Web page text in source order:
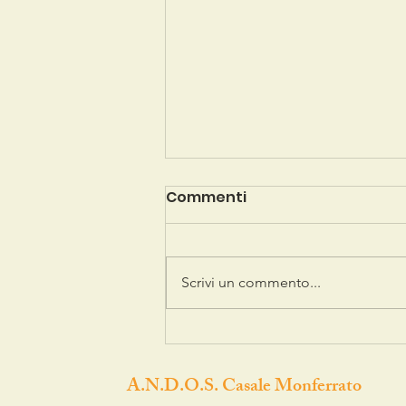
UN GRAZIE SPECIALE
Commenti
Scrivi un commento...
A.N.D.O.S. Casale Monferrato